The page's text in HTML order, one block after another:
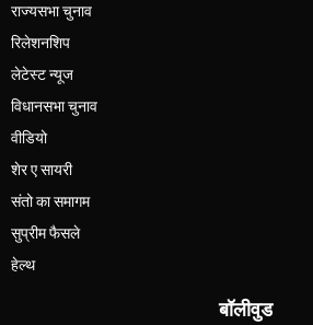
राज्यसभा चुनाव
रिलेशनशिप
लेटेस्ट न्यूज
विधानसभा चुनाव
वीडियो
शेर ए सायरी
संतो का समागम
सुप्रीम फैसले
हेल्थ
बॉलीवुड